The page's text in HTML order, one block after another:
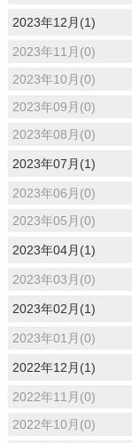
2023年12月(1)
2023年11月(0)
2023年10月(0)
2023年09月(0)
2023年08月(0)
2023年07月(1)
2023年06月(0)
2023年05月(0)
2023年04月(1)
2023年03月(0)
2023年02月(1)
2023年01月(0)
2022年12月(1)
2022年11月(0)
2022年10月(0)